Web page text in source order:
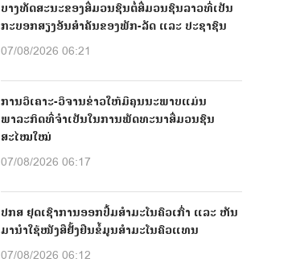
ບາງທັດສະນະຂອງສື່ມວນຊົນຕໍ່ສື່ມວນຊົນລາວທີ່ເປັນ
ກະບອກສຽງອັນສຳຄັນຂອງພັກ-ລັດ ແລະ ປະຊາຊົນ
07/08/2026 06:21
ການວິເຄາະ-ວິຈານຂ່າວໃຫ້ມີຄຸນນະພາບແມ່ນ
ພາລະກິດທີ່ຈຳເປັນໃນການພັດທະນາສື່ມວນຊົນ
ສະໄໝໃໝ່
07/08/2026 06:17
ປກສ ຢຸດເຊົາການອອກປື້ມສຳມະໂນຄົວເກົ່າ ແລະ ຫັນ
ມານຳໃຊ້ໜັງສືຢັ້ງຢືນຂໍ້ມູນສຳມະໂນຄົວແທນ
07/08/2026 06:12